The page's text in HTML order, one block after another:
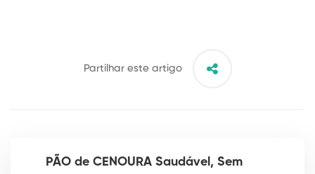
Partilhar este artigo
PÃO de CENOURA Saudável, Sem